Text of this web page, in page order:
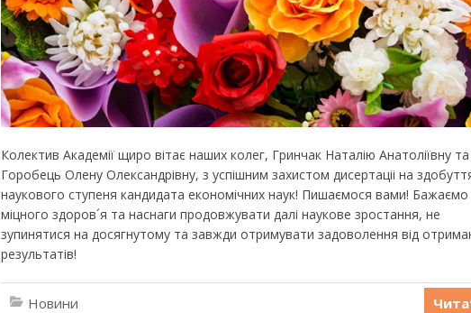
Колектив Академії щиро вітає наших колег, Гринчак Наталію Анатоліївну та
Горобець Олену Олександрівну, з успішним захистом дисертаціі на
наукового ступеня кандидата економічних наук! Пишаємося вами! Бажаємо
міцного здоров´я та наснаги продовжувати далі наукове зростання, не
зупинятися на досягнутому та завжди отримувати задоволення від
результатів!
Новини